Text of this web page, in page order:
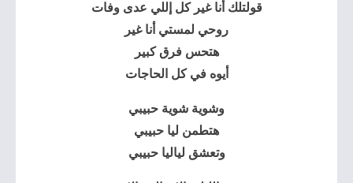
قولتلك أنا غير كل إللي عدى وفات
روحي لمستي أنا غير
هتحس فرق كبير
أيوه في كل الحاجات
وشوية شوية حبيبي
هتطمن ليا حبيبي
وتعشق لياليا حبيبي